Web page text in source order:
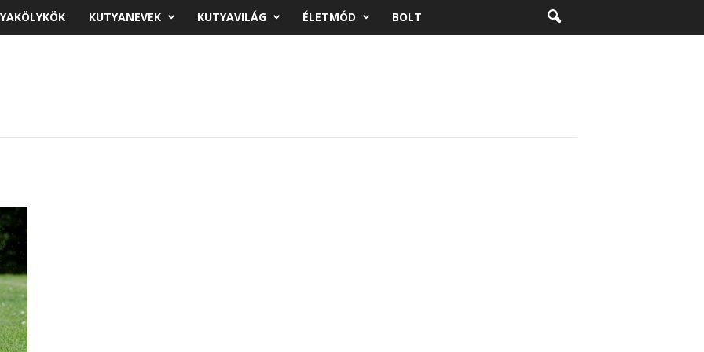
KUTYANEVEK KUTYAVILÁG ÉLETMÓD BOLT